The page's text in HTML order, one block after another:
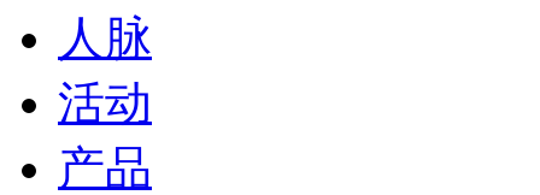
人脉
活动
产品